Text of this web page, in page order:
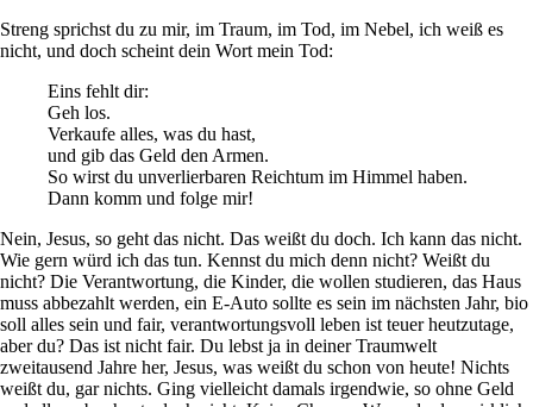
Streng sprichst du zu mir, im Traum, im Tod, im Nebel, ich weiß es
nicht, und doch scheint dein Wort mein Tod:
Eins fehlt dir:
Geh los.
Verkaufe alles, was du hast,
und gib das Geld den Armen.
So wirst du unverlierbaren Reichtum im Himmel haben.
Dann komm und folge mir!
Nein, Jesus, so geht das nicht. Das weißt du doch. Ich kann das nicht.
Wie gern würd ich das tun. Kennst du mich denn nicht? Weißt du
nicht? Die Verantwortung, die Kinder, die wollen studieren, das Haus
muss abbezahlt werden, ein E-Auto sollte es sein im nächsten Jahr, bio
soll alles sein und fair, verantwortungsvoll leben ist teuer heutzutage,
aber du? Das ist nicht fair. Du lebst ja in deiner Traumwelt
zweitausend Jahre her, Jesus, was weißt du schon von heute! Nichts
weißt du, gar nichts. Ging vielleicht damals irgendwie, so ohne Geld